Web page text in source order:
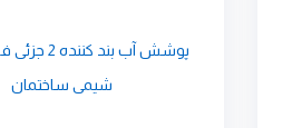
شیمی ساختمان